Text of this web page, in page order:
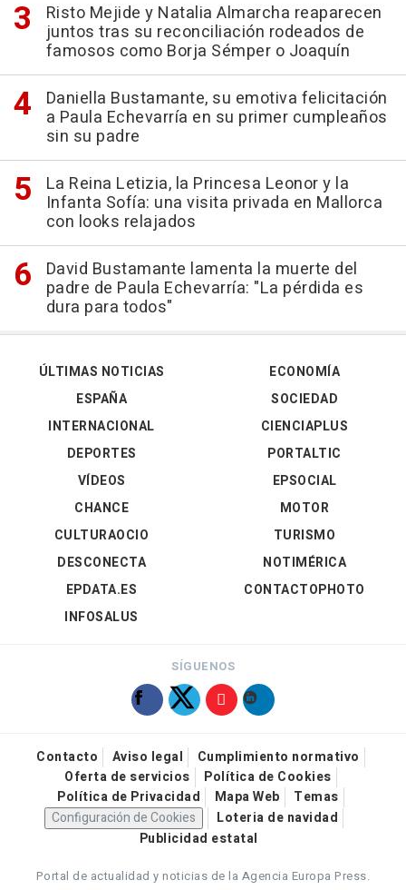
Risto Mejide y Natalia Almarcha reaparecen
juntos tras su reconciliación rodeados de
famosos como Borja Sémper o Joaquín
Daniella Bustamante, su emotiva felicitación
a Paula Echevarría en su primer cumpleaños
sin su padre
La Reina Letizia, la Princesa Leonor y la
Infanta Sofía: una visita privada en Mallorca
con looks relajados
David Bustamante lamenta la muerte del
padre de Paula Echevarría: "La pérdida es
dura para todos"
ÚLTIMAS NOTICIAS
ESPAÑA
INTERNACIONAL
DEPORTES
VÍDEOS
ECONOMÍA
SOCIEDAD
CIENCIAPLUS
PORTALTIC
EPSOCIAL
CHANCE
CULTURAOCIO
DESCONECTA
EPDATA.ES
INFOSALUS
MOTOR
TURISMO
NOTIMÉRICA
CONTACTOPHOTO
SÍGUENOS
Contacto Aviso legal
Cumplimiento normativo
Oferta de servicios
Política de Cookies
Política de Privacidad
Mapa Web
Temas
Configuración de Cookies
Loteria de navidad
Publicidad estatal
Portal de actualidad y noticias de la Agencia Europa Press.